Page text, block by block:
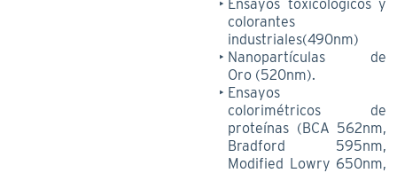
Ensayos toxicológicos y
colorantes
industriales(490nm)
Nanopartículas de
Oro (520nm).
Ensayos
colorimétricos de
proteínas (BCA 562nm,
Bradford 595nm,
Modified Lowry 650nm,